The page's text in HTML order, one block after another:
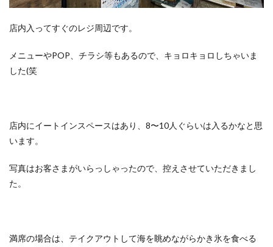
店内入ってすぐのレジ周辺です。
メニューやPOP、チラシ等もあるので、キョロキョロしちゃいま
した(笑
店内にイートインスペースはあり、8〜10人ぐらいは入るかなと思
います。
写真はお客さまがいらっしゃったので、控えさせていただきまし
た。
満席の場合は、テイクアウトして海を眺めながらかき氷を食べる